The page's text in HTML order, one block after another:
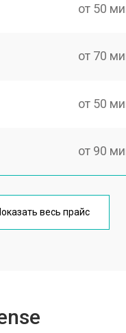
от 50
от 70
от 50
от 90
от 50 мин
весь прайс